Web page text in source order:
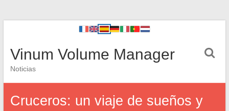
Vinum Volume Manager
Noticias
Cruceros: un viaje de sueños y